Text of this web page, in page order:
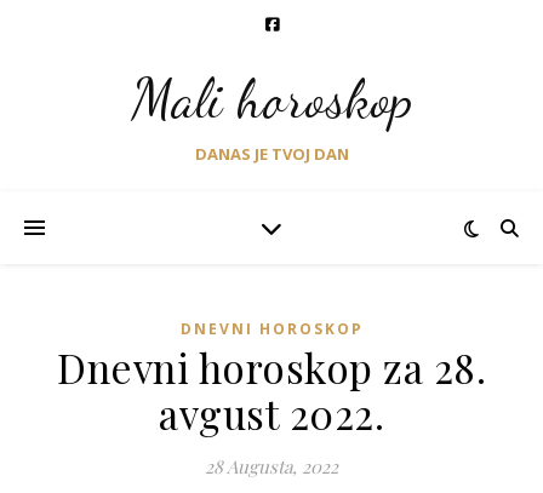
Mali horoskop
DANAS JE TVOJ DAN
DNEVNI HOROSKOP
Dnevni horoskop za 28.
avgust 2022.
28 Augusta, 2022